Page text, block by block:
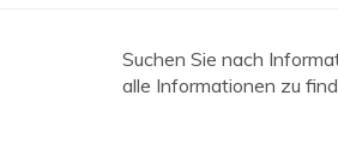
Suchen Sie nach
alle Informationen zu